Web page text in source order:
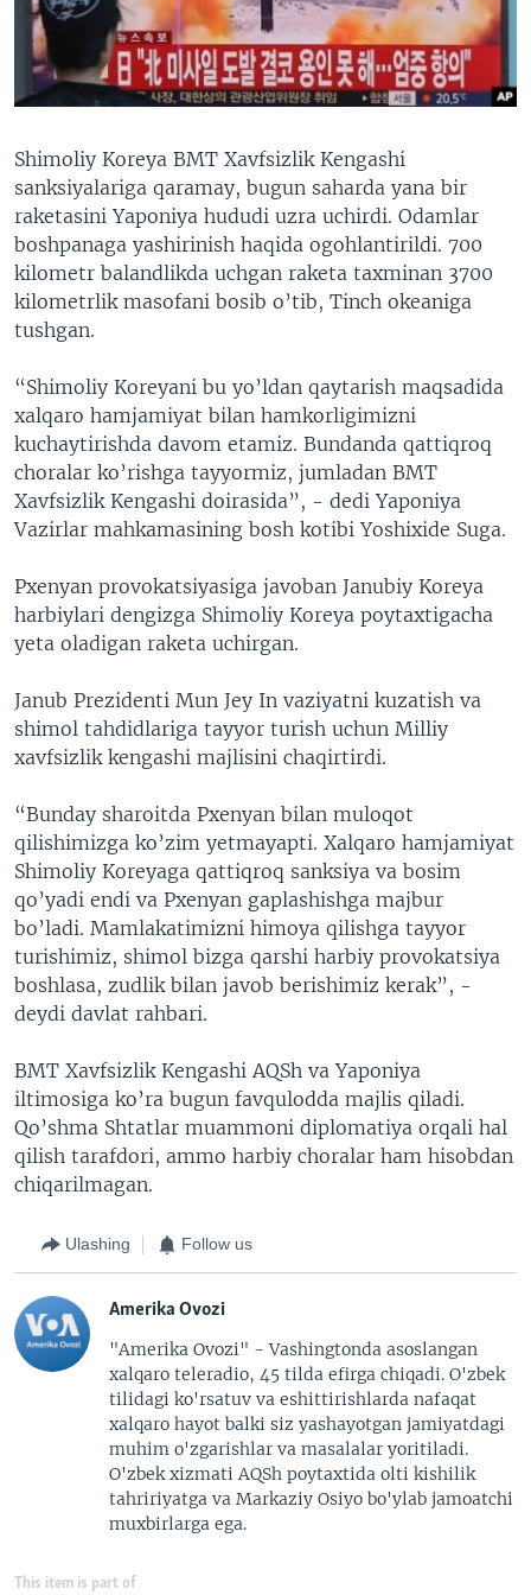
VIDEO
XABARLAR SURATLARDA
ODNOKLASSNIKI
TELEGRAM
TWITTER
SOUNDCLOUD
VOA
Shimoliy Koreya BMT Xavfsizlik Kengashi
sanksiyalariga qaramay, bugun saharda yana bir
raketasini Yaponiya hududi uzra uchirdi. Odamlar
boshpanaga yashirinish haqida ogohlantirildi. 700
kilometr balandlikda uchgan raketa taxminan 3700
kilometrlik masofani bosib o’tib, Tinch okeaniga
tushgan.
“Shimoliy Koreyani bu yo’ldan qaytarish maqsadida
xalqaro hamjamiyat bilan hamkorligimizni
kuchaytirishda davom etamiz. Bundanda qattiqroq
choralar ko’rishga tayyormiz, jumladan BMT
Xavfsizlik Kengashi doirasida”, - dedi Yaponiya
Vazirlar mahkamasining bosh kotibi Yoshixide Suga.
Pxenyan provokatsiyasiga javoban Janubiy Koreya
harbiylari dengizga Shimoliy Koreya poytaxtigacha
yeta oladigan raketa uchirgan.
Janub Prezidenti Mun Jey In vaziyatni kuzatish va
shimol tahdidlariga tayyor turish uchun Milliy
xavfsizlik kengashi majlisini chaqirtirdi.
“Bunday sharoitda Pxenyan bilan muloqot
qilishimizga ko’zim yetmayapti. Xalqaro hamjamiyat
Shimoliy Koreyaga qattiqroq sanksiya va bosim
qo’yadi endi va Pxenyan gaplashishga majbur
bo’ladi. Mamlakatimizni himoya qilishga tayyor
turishimiz, shimol bizga qarshi harbiy provokatsiya
boshlasa, zudlik bilan javob berishimiz kerak”, -
deydi davlat rahbari.
BMT Xavfsizlik Kengashi AQSh va Yaponiya
iltimosiga ko’ra bugun favqulodda majlis qiladi.
Qo’shma Shtatlar muammoni diplomatiya orqali hal
qilish tarafdori, ammo harbiy choralar ham hisobdan
chiqarilmagan.
Ulashing Follow us
Amerika Ovozi
"Amerika Ovozi" - Vashingtonda asoslangan
xalqaro teleradio, 45 tilda efirga chiqadi. O'zbek
tilidagi ko'rsatuv va eshittirishlarda nafaqat
xalqaro hayot balki siz yashayotgan jamiyatdagi
muhim o'zgarishlar va masalalar yoritiladi.
O'zbek xizmati AQSh poytaxtida olti kishilik
tahririyatga va Markaziy Osiyo bo'ylab jamoatchi
muxbirlarga ega.
This item is part of